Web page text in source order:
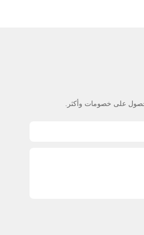
على خصومات وأكثر.